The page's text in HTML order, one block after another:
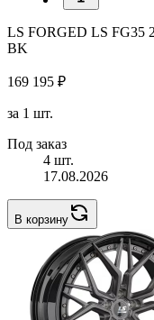
LS FORGED LS FG35
BK
169 195 ₽
за 1 шт.
Под заказ
4 шт.
17.08.2026
В корзину